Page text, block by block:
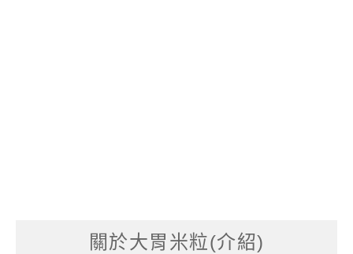
關於大胃米粒(介紹)